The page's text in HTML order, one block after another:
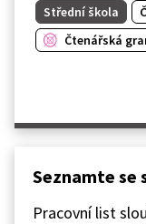
Střední škola
Čtenářská
Seznamte se
Pracovní list